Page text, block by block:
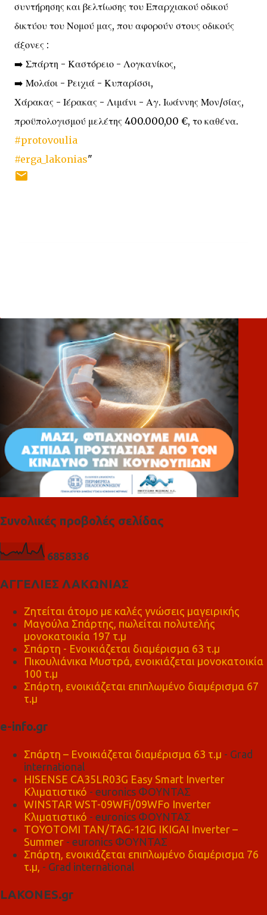
συντήρησης και βελτίωσης του Επαρχιακού οδικού
δικτύου του Νομού μας, που αφορούν στους οδικούς
άξονες :
➡️ Σπάρτη - Καστόρειο - Λογκανίκος,
➡️ Μολάοι - Ρειχιά - Κυπαρίσσι,
Χάρακας - Ιέρακας - Λιμάνι - Αγ. Ιωάννης Μον/σίας,
προϋπολογισμού μελέτης 400.000,00 €, το καθένα.
#protovoulia
#erga_lakonias"
λ
Συνολικές προβολές σελίδας
6858336
ΑΓΓΕΛΙΕΣ ΛΑΚΩΝΙΑΣ
Ζητείται άτομο με καλές γνώσεις μαγειρικής
Μαγούλα Σπάρτης, πωλείται πολυτελής
μονοκατοικία 197 τ.μ
Σπάρτη - Ενοικιάζεται διαμέρισμα 63 τ.μ
Πικουλιάνικα Μυστρά, ενοικιάζεται μονοκατοικία
100 τ.μ
Σπάρτη, ενοικιάζεται επιπλωμένο διαμέρισμα 67
τ.μ
e-info.gr
Σπάρτη – Ενοικιάζεται διαμέρισμα 63 τ.μ - Grad
international
HISENSE CA35LR03G Easy Smart Inverter
Κλιματιστικό - euronics ΦΟΥΝΤΑΣ
WINSTAR WST-09WFi/09WFo Inverter
Κλιματιστικό - euronics ΦΟΥΝΤΑΣ
TOYOTOMI TAN/TAG-12IG IKIGAI Inverter –
Summer - euronics ΦΟΥΝΤΑΣ
Σπάρτη, ενοικιάζεται επιπλωμένο διαμέρισμα 76
τ.μ, - Grad international
LAKONES.gr